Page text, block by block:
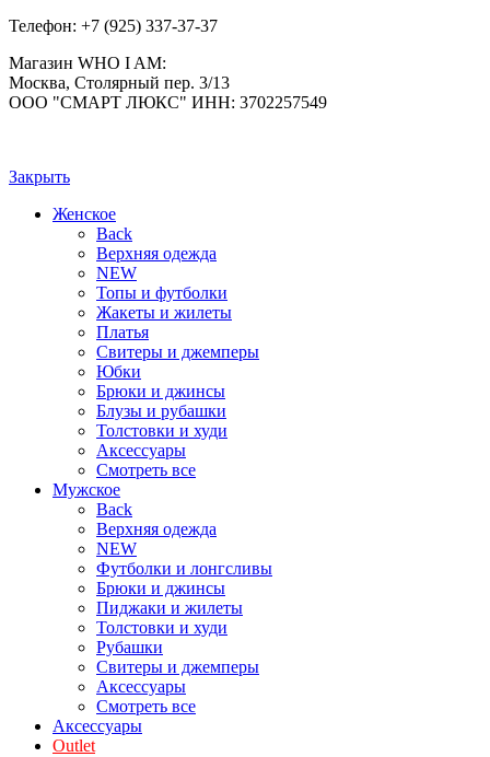
Телефон: +7 (925) 337-37-37
Магазин WHO I AM:
Москва, Столярный пер. 3/13
ООО "СМАРТ ЛЮКС" ИНН: 3702257549
Закрыть
Женское
Back
Верхняя одежда
NEW
Топы и футболки
Жакеты и жилеты
Платья
Свитеры и джемперы
Юбки
Брюки и джинсы
Блузы и рубашки
Толстовки и худи
Аксессуары
Смотреть все
Мужское
Back
Верхняя одежда
NEW
Футболки и лонгсливы
Брюки и джинсы
Пиджаки и жилеты
Толстовки и худи
Рубашки
Свитеры и джемперы
Аксессуары
Смотреть все
Аксессуары
Outlet